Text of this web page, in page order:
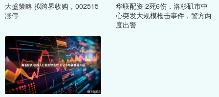
大盛策略 拟跨界收购，002515
涨停
华联配资 2死6伤，洛杉矶市中
心突发大规模枪击事件，警方两
度出警